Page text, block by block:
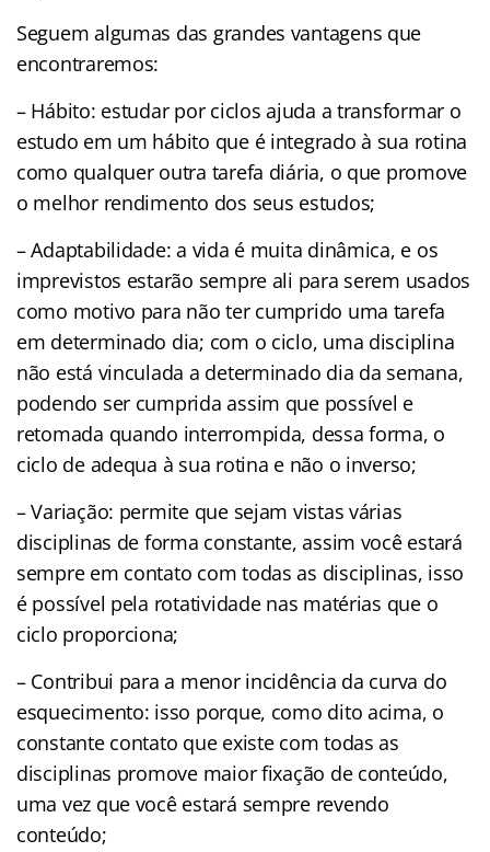
Seguem algumas das grandes vantagens que
encontraremos:
– Hábito: estudar por ciclos ajuda a transformar o
estudo em um hábito que é integrado à sua rotina
como qualquer outra tarefa diária, o que promove
o melhor rendimento dos seus estudos;
– Adaptabilidade: a vida é muita dinâmica, e os
imprevistos estarão sempre ali para serem usados
como motivo para não ter cumprido uma tarefa
em determinado dia; com o ciclo, uma disciplina
não está vinculada a determinado dia da semana,
podendo ser cumprida assim que possível e
retomada quando interrompida, dessa forma, o
ciclo de adequa à sua rotina e não o inverso;
– Variação: permite que sejam vistas várias
disciplinas de forma constante, assim você estará
sempre em contato com todas as disciplinas, isso
é possível pela rotatividade nas matérias que o
ciclo proporciona;
– Contribui para a menor incidência da curva do
esquecimento: isso porque, como dito acima, o
constante contato que existe com todas as
disciplinas promove maior fixação de conteúdo,
uma vez que você estará sempre revendo
conteúdo;